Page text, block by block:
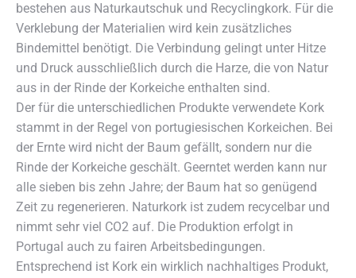
bestehen aus Naturkautschuk und Recyclingkork. Für die
Verklebung der Materialien wird kein zusätzliches
Bindemittel benötigt. Die Verbindung gelingt unter Hitze
und Druck ausschließlich durch die Harze, die von Natur
aus in der Rinde der Korkeiche enthalten sind.
Der für die unterschiedlichen Produkte verwendete Kork
stammt in der Regel von portugiesischen Korkeichen. Bei
der Ernte wird nicht der Baum gefällt, sondern nur die
Rinde der Korkeiche geschält. Geerntet werden kann nur
alle sieben bis zehn Jahre; der Baum hat so genügend
Zeit zu regenerieren. Naturkork ist zudem recycelbar und
nimmt sehr viel CO2 auf. Die Produktion erfolgt in
Portugal auch zu fairen Arbeitsbedingungen.
Entsprechend ist Kork ein wirklich nachhaltiges Produkt,